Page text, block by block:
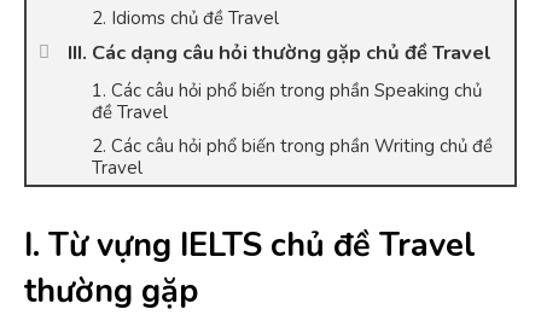
2. Idioms chủ đề Travel
III. Các dạng câu hỏi thường gặp chủ đề Travel
1. Các câu hỏi phổ biến trong phần Speaking chủ
đề Travel
2. Các câu hỏi phổ biến trong phần Writing chủ đề
Travel
I. Từ vựng IELTS chủ đề Travel
thường gặp